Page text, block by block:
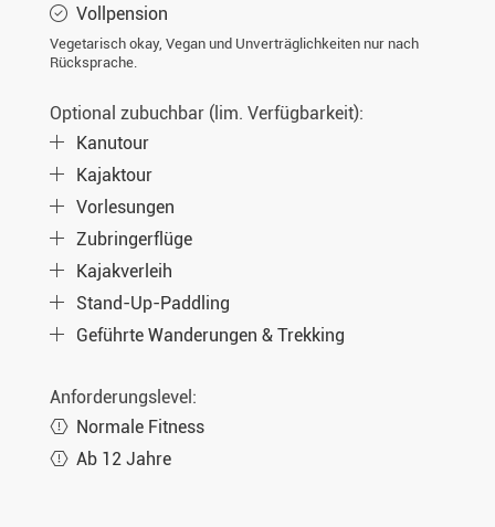
Vollpension
Vegetarisch okay, Vegan und Unverträglichkeiten nur nach
Rücksprache.
Optional zubuchbar (lim. Verfügbarkeit):
Kanutour
Kajaktour
Vorlesungen
Zubringerflüge
Kajakverleih
Stand-Up-Paddling
Geführte Wanderungen & Trekking
Anforderungslevel:
Normale Fitness
Ab 12 Jahre